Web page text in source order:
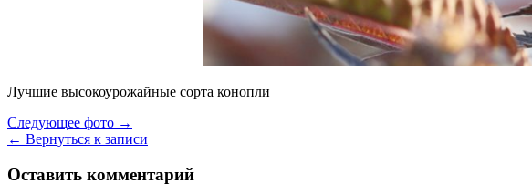
Лучшие высокоурожайные сорта конопли
Следующее фото →
← Вернуться к записи
Оставить комментарий